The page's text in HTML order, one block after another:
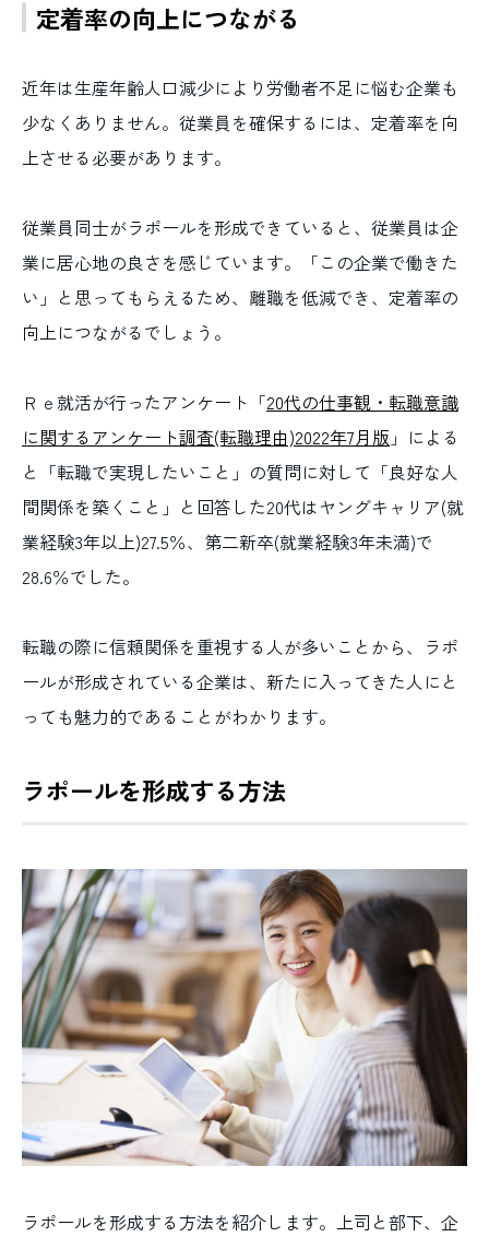
定着率の向上につながる
近年は生産年齢人口減少により労働者不足に悩む企業も
少なくありません。従業員を確保するには、定着率を向
上させる必要があります。
従業員同士がラポールを形成できていると、従業員は企
業に居心地の良さを感じています。「この企業で働きた
い」と思ってもらえるため、離職を低減でき、定着率の
向上につながるでしょう。
Ｒｅ就活が行ったアンケート「20代の仕事観・転職意識
に関するアンケート調査(転職理由)2022年7月版 」による
と「転職で実現したいこと」の質問に対して「良好な人
間関係を築くこと」と回答した20代はヤングキャリア(就
業経験3年以上)27.5％、第二新卒(就業経験3年未満)で
28.6％でした。
転職の際に信頼関係を重視する人が多いことから、ラポ
ールが形成されている企業は、新たに入ってきた人にと
っても魅力的であることがわかります。
ラポールを形成する方法
ラポールを形成する方法を紹介します。上司と部下、企